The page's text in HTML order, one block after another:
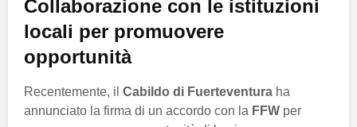
Collaborazione con le istituzioni
locali per promuovere
opportunità
Recentemente, il Cabildo di Fuerteventura ha
annunciato la firma di un accordo con la FFW per